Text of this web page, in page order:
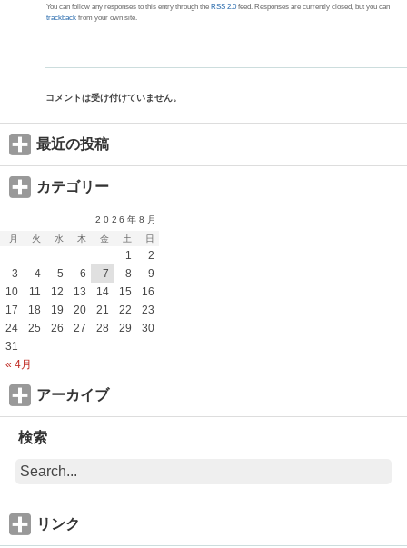
You can follow any responses to this entry through the RSS 2.0 feed. Responses are currently closed, but you can
trackback from your own site.
コメントは受け付けていません。
最近の投稿
カテゴリー
2026年8月
月
火 水 木 金 土 日
« 4月
1
2
3
4 5 6 7 8
9
10
11 12 13 14 15
16
17
18 19 20 21 22
23
24
25 26 27 28 29
30
31
アーカイブ
検索
リンク